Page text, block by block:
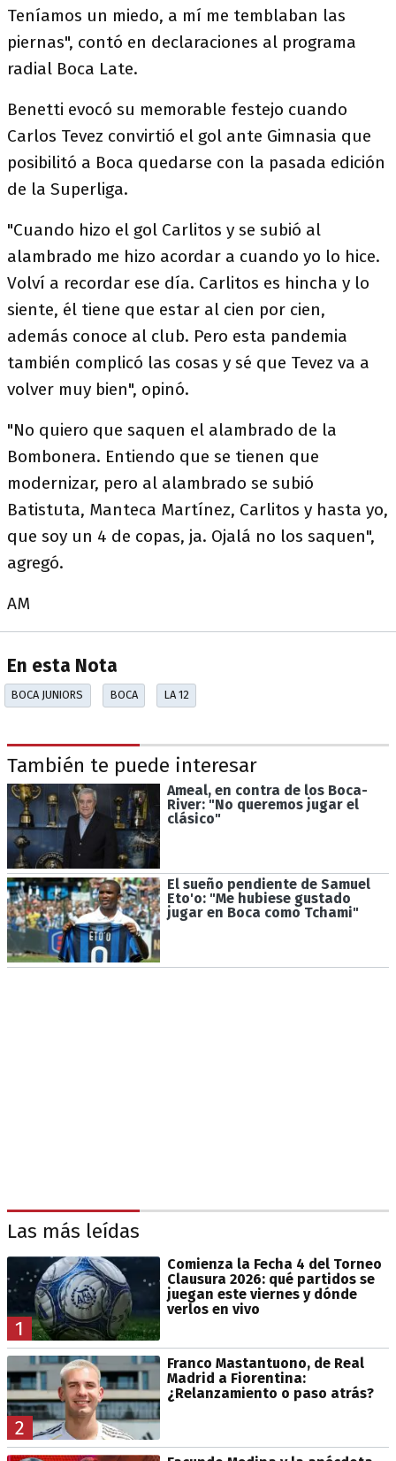
Teníamos un miedo, a mí me temblaban las
piernas", contó en declaraciones al programa
radial Boca Late.
Benetti evocó su memorable festejo cuando
Carlos Tevez convirtió el gol ante Gimnasia que
posibilitó a Boca quedarse con la pasada edición
de la Superliga.
"Cuando hizo el gol Carlitos y se subió al
alambrado me hizo acordar a cuando yo lo hice.
Volví a recordar ese día. Carlitos es hincha y lo
siente, él tiene que estar al cien por cien,
además conoce al club. Pero esta pandemia
también complicó las cosas y sé que Tevez va a
volver muy bien", opinó.
"No quiero que saquen el alambrado de la
Bombonera. Entiendo que se tienen que
modernizar, pero al alambrado se subió
Batistuta, Manteca Martínez, Carlitos y hasta yo,
que soy un 4 de copas, ja. Ojalá no los saquen",
agregó.
AM
En esta Nota
BOCA JUNIORS BOCA LA 12
También te puede interesar
Ameal, en contra de los Boca-
River: "No queremos jugar el
clásico"
El sueño pendiente de Samuel
Eto'o: "Me hubiese gustado
jugar en Boca como Tchami"
Las más leídas
1
Comienza la Fecha 4 del Torneo
Clausura 2026: qué partidos se
juegan este viernes y dónde
verlos en vivo
2
Franco Mastantuono, de Real
Madrid a Fiorentina:
¿Relanzamiento o paso atrás?